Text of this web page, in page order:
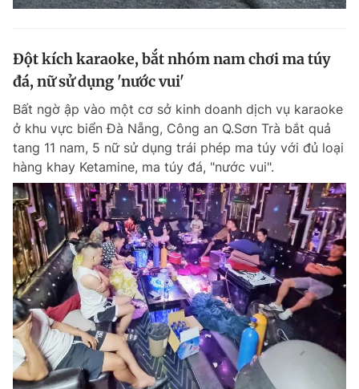
Đột kích karaoke, bắt nhóm nam chơi ma túy
đá, nữ sử dụng 'nước vui'
Bất ngờ ập vào một cơ sở kinh doanh dịch vụ karaoke
ở khu vực biển Đà Nẵng, Công an Q.Sơn Trà bắt quả
tang 11 nam, 5 nữ sử dụng trái phép ma túy với đủ loại
hàng khay Ketamine, ma túy đá, "nước vui".